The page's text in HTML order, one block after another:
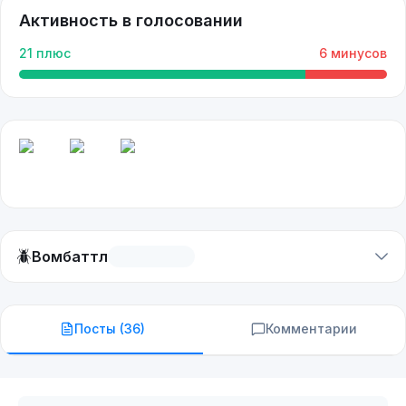
Активность в голосовании
21 плюс 6 минусов
🪲Вомбаттл
Посты (36) Комментарии